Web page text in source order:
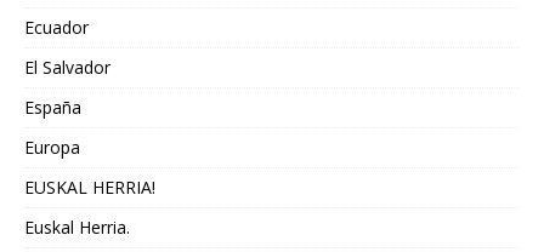
Ecuador
El Salvador
España
Europa
EUSKAL HERRIA!
Euskal Herria.